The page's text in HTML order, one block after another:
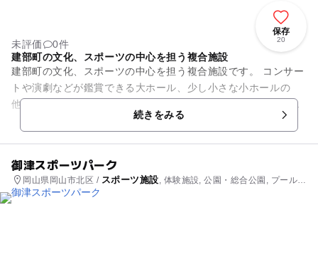
保存
20
未評価
0件
建部町の文化、スポーツの中心を担う複合施設
建部町の文化、スポーツの中心を担う複合施設です。 コンサー
トや演劇などが鑑賞できる大ホール、少し小さな小ホールの
他、サークルや教室などで利用できる多目的室を備えた文化セ
ンターと季節を問わず泳ぐ...続きをみる
御津スポーツパーク
岡山県岡山市北区 / スポーツ施設 , 体験施設, 公園・総合公園, プール,
教室・習い事